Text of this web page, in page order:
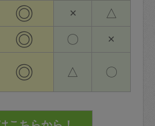
◎ × △
◎ 〇 ×
◎ △ 〇